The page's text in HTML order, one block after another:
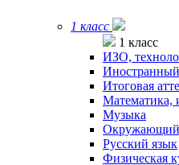
1 класс
1 класс
ИЗО,
Итоговая
Математика,
Музыка
Русский язык
Физическая